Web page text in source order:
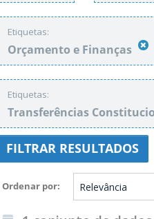
Etiquetas:
Orçamento e Finanças
Etiquetas:
Transferências
FILTRAR RESULTADOS
Ordenar por